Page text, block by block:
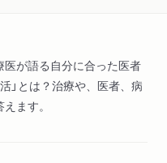
医が語る自分に合った医者
」とは？治療や、医者、病
ます。